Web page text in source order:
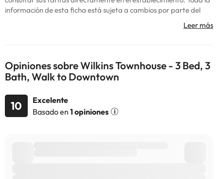
información de esta ficha está sujeta a cambios por parte del
Opiniones sobre Wilkins Townhouse - 3 Bed, 3
Bath, Walk to Downtown
10
Excelente
Basado en 1 opiniones